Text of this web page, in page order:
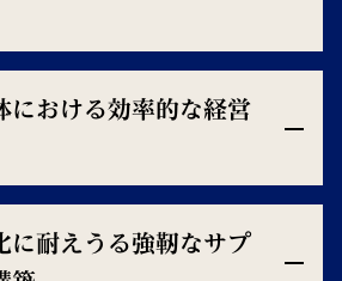
における効率的な経営
に耐えうる強靭なサプ